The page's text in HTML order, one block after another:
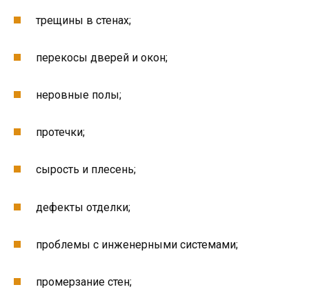
трещины в стенах;
перекосы дверей и окон;
неровные полы;
протечки;
сырость и плесень;
дефекты отделки;
проблемы с инженерными системами;
промерзание стен;